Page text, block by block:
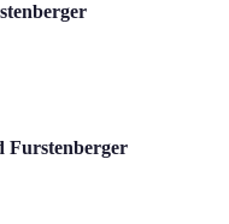
Furstenberger